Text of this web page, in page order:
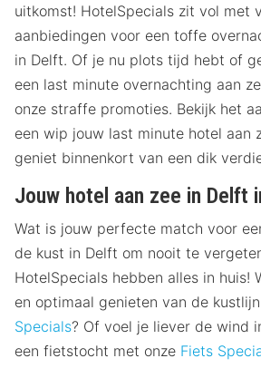
uitkomst! HotelSpecials zit vol met
aanbiedingen voor een toffe
in Delft. Of je nu plots tijd hebt of
een last minute overnachting aan
onze straffe promoties. Bekijk het
een wip jouw last minute hotel aan
geniet binnenkort van een dik
Jouw hotel aan zee in Delft
Wat is jouw perfecte match voor
de kust in Delft om nooit te
HotelSpecials hebben alles in huis!
en optimaal genieten van de
Specials? Of voel je liever de wind
een fietstocht met onze Fiets